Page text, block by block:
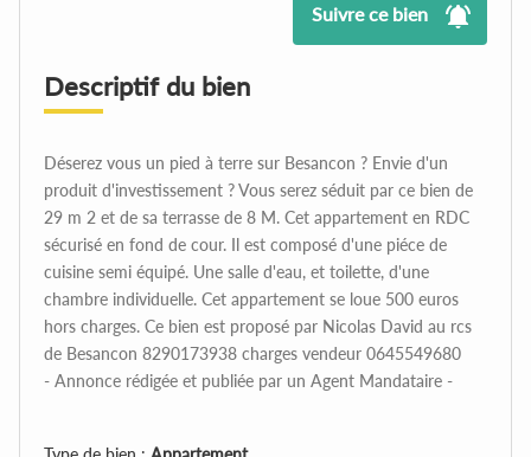
Suivre ce bien
Descriptif du bien
Déserez vous un pied à terre sur Besancon ? Envie d'un
produit d'investissement ? Vous serez séduit par ce bien de
29 m 2 et de sa terrasse de 8 M. Cet appartement en RDC
sécurisé en fond de cour. Il est composé d'une piéce de
cuisine semi équipé. Une salle d'eau, et toilette, d'une
chambre individuelle. Cet appartement se loue 500 euros
hors charges. Ce bien est proposé par Nicolas David au rcs
de Besancon 8290173938 charges vendeur 0645549680
- Annonce rédigée et publiée par un Agent Mandataire -